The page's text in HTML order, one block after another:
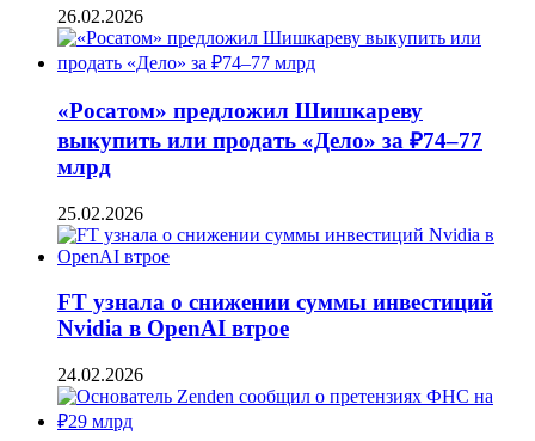
26.02.2026
«Росатом» предложил Шишкареву
выкупить или продать «Дело» за ₽74–77
млрд
25.02.2026
FT узнала о снижении суммы инвестиций
Nvidia в OpenAI втрое
24.02.2026